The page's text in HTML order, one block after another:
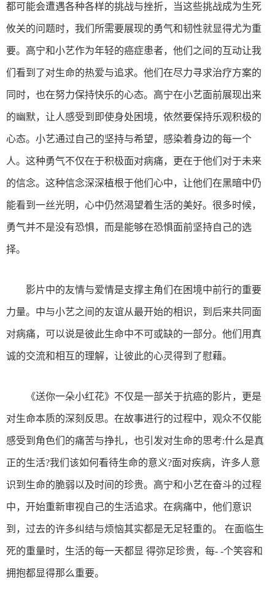
都可能会遭遇各种各样的挑战与挫折，当这些挑战成为生死
攸关的问题时，我们所需要展现的勇气和韧性就显得尤为重
要。高宁和小艺作为年轻的癌症患者，他们之间的互动让我
们看到了对生命的热爱与追求。他们在尽力寻求治疗方案的
同时，也在努力保持快乐的心态。高宁在小艺面前展现出来
的幽默，让人感受到即使身处困境，依然要保持乐观积极的
心态。小艺通过自己的坚持与希望，感染着身边的每一个
人。这种勇气不仅在于积极面对病痛，更在于他们对于未来
的信念。这种信念深深植根于他们心中，让他们在黑暗中仍
能看到一丝光明，心中仍然渴望着生活的美好。很多时候，
勇气并不是没有恐惧，而是能够在恐惧面前坚持自己的选
择。
影片中的友情与爱情是支撑主角们在困境中前行的重要
力量。中与小艺之间的友谊从最开始的相识，到后来共同面
对病痛，可以说是彼此生命中不可或缺的一部分。他们用真
诚的交流和相互的理解，让彼此的心灵得到了慰藉。
《送你一朵小红花》不仅是一部关于抗癌的影片，更是
对生命本质的深刻反思。在故事进行的过程中，观众不仅能
感受到角色们的痛苦与挣扎，也引发对生命的思考:什么是真
正的生活?我们该如何看待生命的意义?面对疾病，许多人意
识到生命的脆弱以及时间的珍贵。高宁和小艺在奋斗的过程
中，开始重新审视自己的生活追求。在病痛中，他们意识
到，过去的许多纠结与烦恼其实都是无足轻重的。 在面临生
死的重量时，生活的每一天都显 得弥足珍贵，每- -个笑容和
拥抱都显得那么重要。